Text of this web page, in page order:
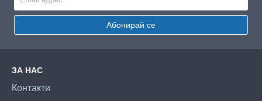
Абонирай се
ЗА НАС
Контакти